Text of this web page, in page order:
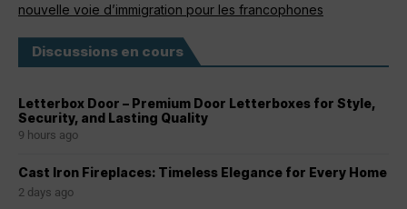
nouvelle voie d’immigration pour les francophones
Discussions en cours
Letterbox Door – Premium Door Letterboxes for Style,
Security, and Lasting Quality
9 hours ago
Cast Iron Fireplaces: Timeless Elegance for Every Home
2 days ago